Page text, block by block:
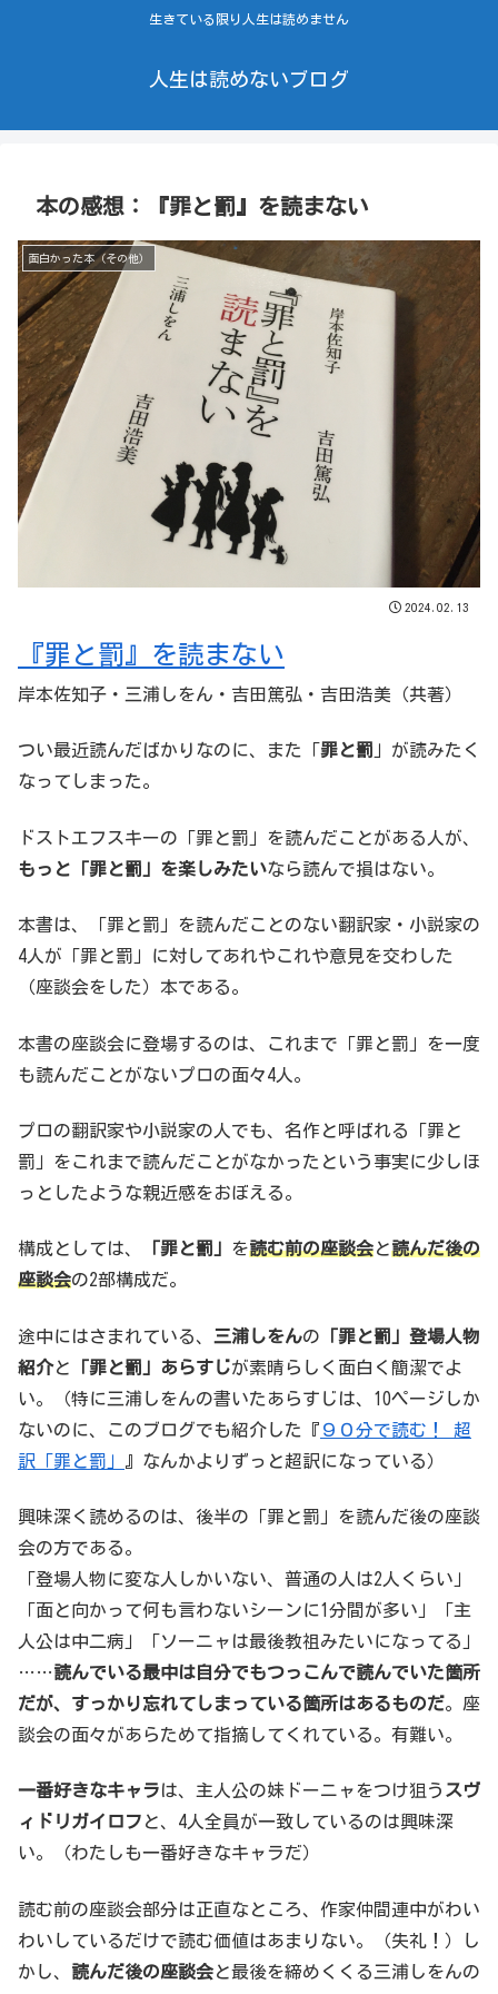
生きている限り人生は読めません
人生は読めないブログ
本の感想：『罪と罰』を読まない
面白かった本（その他）
2024.02.13
『罪と罰』を読まない
岸本佐知子・三浦しをん・吉田篤弘・吉田浩美（共著）
つい最近読んだばかりなのに、また「罪と罰 」が読みたく
なってしまった。
ドストエフスキーの「罪と罰」を読んだことがある人が、
もっと「罪と罰」を楽しみたいなら読んで損はない。
本書は、「罪と罰」を読んだことのない翻訳家・小説家の
4人が「罪と罰」に対してあれやこれや意見を交わした
（座談会をした）本である。
本書の座談会に登場するのは、これまで「罪と罰」を一度
も読んだことがないプロの面々4人。
プロの翻訳家や小説家の人でも、名作と呼ばれる「罪と
罰」をこれまで読んだことがなかったという事実に少しほ
っとしたような親近感をおぼえる。
構成としては、 「罪と罰」 を読む前の座談会と読んだ後の
座談会の2部構成だ。
途中にはさまれている、 三浦しをんの 「罪と罰」登場人物
紹介と 「罪と罰」あらすじが素晴らしく面白く簡潔でよ
い。（特に三浦しをんの書いたあらすじは、10ページしか
ないのに、このブログでも紹介した『 ９０分で読む！ 超
訳「罪と罰」
』なんかよりずっと超訳になっている）
興味深く読めるのは、後半の「罪と罰」を読んだ後の座談
会の方である。
「登場人物に変な人しかいない、普通の人は2人くらい」
「面と向かって何も言わないシーンに1分間が多い」「主
人公は中二病」「ソーニャは最後教祖みたいになってる」
……読んでいる最中は自分でもつっこんで読んでいた箇所
だが、すっかり忘れてしまっている箇所はあるものだ。座
談会の面々があらためて指摘してくれている。有難い。
一番好きなキャラは、主人公の妹ドーニャをつけ狙う スヴ
ィドリガイロフ と、4人全員が一致しているのは興味深
い。（わたしも一番好きなキャラだ）
読む前の座談会部分は正直なところ、作家仲間連中がわい
わいしているだけで読む価値はあまりない。（失礼！）し
かし、 読んだ後の座談会と最後を締めくくる三浦しをんの